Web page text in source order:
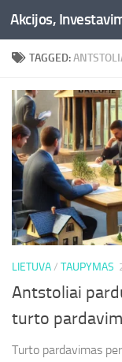
Skip to content
TAGGED:
LIETUVA/ TAUPYMAS
Antstoliai
turto
Turto pardavimas